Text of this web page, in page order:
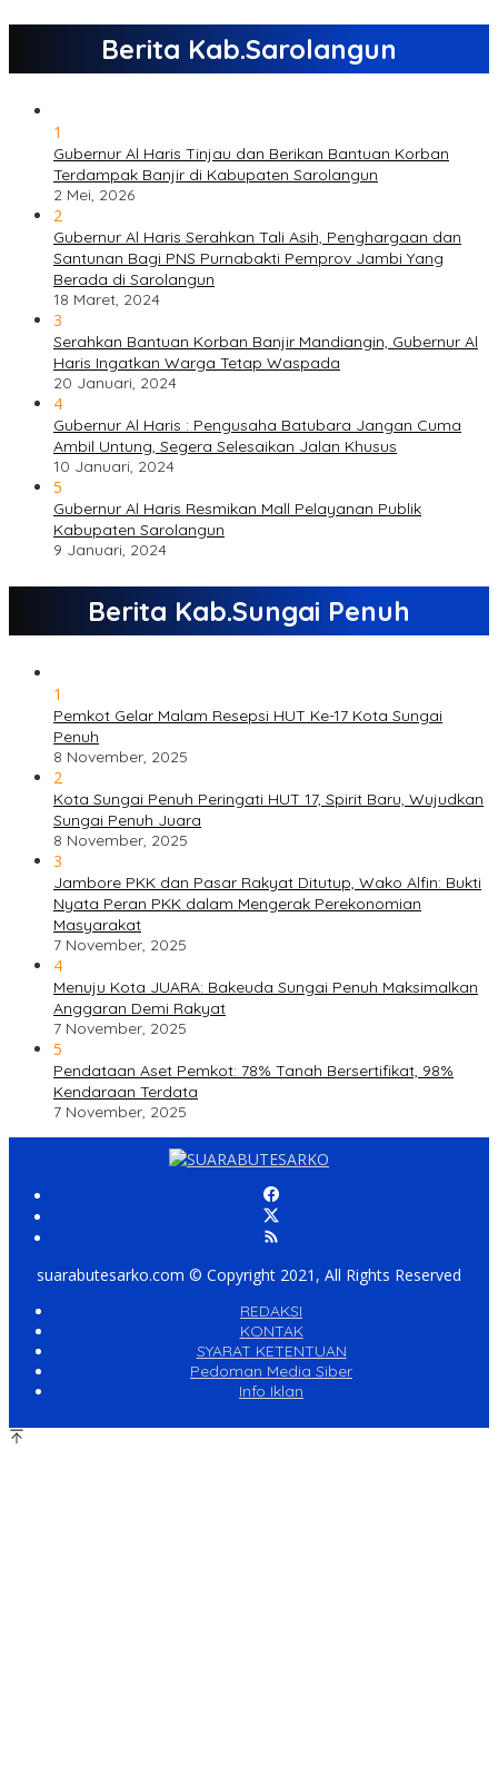
Berita Kab.Sarolangun
1
Gubernur Al Haris Tinjau dan Berikan Bantuan Korban
Terdampak Banjir di Kabupaten Sarolangun
2 Mei, 2026
2
Gubernur Al Haris Serahkan Tali Asih, Penghargaan dan
Santunan Bagi PNS Purnabakti Pemprov Jambi Yang
Berada di Sarolangun
18 Maret, 2024
3
Serahkan Bantuan Korban Banjir Mandiangin, Gubernur Al
Haris Ingatkan Warga Tetap Waspada
20 Januari, 2024
4
Gubernur Al Haris : Pengusaha Batubara Jangan Cuma
Ambil Untung, Segera Selesaikan Jalan Khusus
10 Januari, 2024
5
Gubernur Al Haris Resmikan Mall Pelayanan Publik
Kabupaten Sarolangun
9 Januari, 2024
Berita Kab.Sungai Penuh
1
Pemkot Gelar Malam Resepsi HUT Ke-17 Kota Sungai
Penuh
8 November, 2025
2
Kota Sungai Penuh Peringati HUT 17, Spirit Baru, Wujudkan
Sungai Penuh Juara
8 November, 2025
3
Jambore PKK dan Pasar Rakyat Ditutup, Wako Alfin: Bukti
Nyata Peran PKK dalam Mengerak Perekonomian
Masyarakat
7 November, 2025
4
Menuju Kota JUARA: Bakeuda Sungai Penuh Maksimalkan
Anggaran Demi Rakyat
7 November, 2025
5
Pendataan Aset Pemkot: 78% Tanah Bersertifikat, 98%
Kendaraan Terdata
7 November, 2025
suarabutesarko.com © Copyright 2021, All Rights Reserved
REDAKSI
KONTAK
SYARAT KETENTUAN
Pedoman Media Siber
Info Iklan